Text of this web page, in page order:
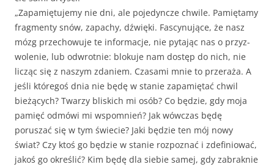
„Zapamię­tu­je­my nie dni, ale poje­dyncze chwile. Pamię­tamy
frag­men­ty snów, zapachy, dźwię­ki. Fas­cynu­jące, że nasz
mózg prze­chowu­je te infor­ma­c­je, nie pyta­jąc nas o przyz­
wole­nie, lub odwrot­nie: bloku­je nam dostęp do nich, nie
licząc się z naszym zdaniem. Cza­sa­mi mnie to prz­er­aża. A
jeśli które­goś dnia nie będę w stanie zapamię­tać chwil
bieżą­cych? Twarzy blis­kich mi osób? Co będzie, gdy moja
pamięć odmówi mi wspom­nień? Jak wów­czas będę
poruszać się w tym świecie? Jaki będzie ten mój nowy
świat? Czy ktoś go będzie w stanie rozpoz­nać i zdefin­iować,
jakoś go określić? Kim będę dla siebie samej, gdy zabraknie